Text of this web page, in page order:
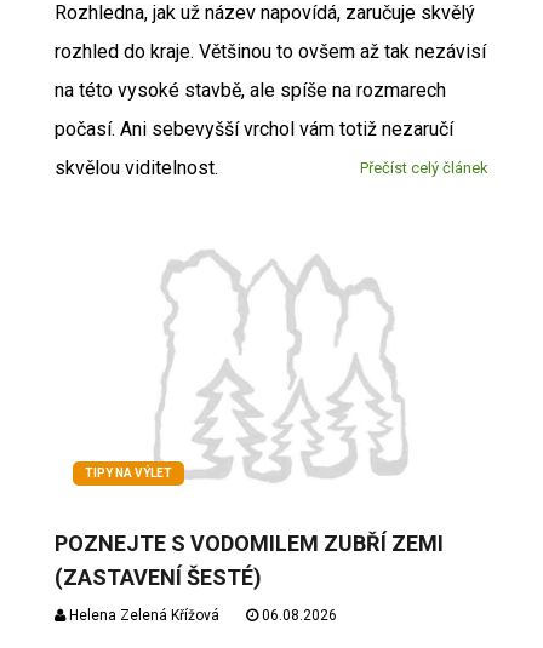
Rozhledna, jak už název napovídá, zaručuje skvělý
rozhled do kraje. Většinou to ovšem až tak nezávisí
na této vysoké stavbě, ale spíše na rozmarech
počasí. Ani sebevyšší vrchol vám totiž nezaručí
skvělou viditelnost.
Přečíst celý článek
TIPY NA VÝLET
POZNEJTE S VODOMILEM ZUBŘÍ ZEMI
(ZASTAVENÍ ŠESTÉ)
Helena Zelená Křížová 06.08.2026